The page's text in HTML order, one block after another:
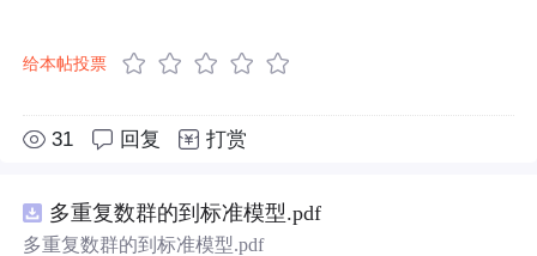
给本帖投票
31 回复 打赏
多重复数群的到标准模型.pdf
多重复数群的到标准模型.pdf